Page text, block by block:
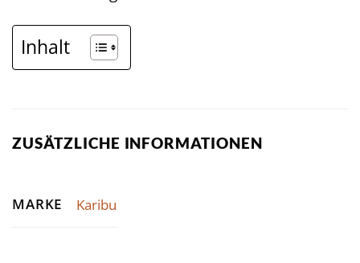
Inhalt
ZUSÄTZLICHE INFORMATIONEN
MARKE Karibu